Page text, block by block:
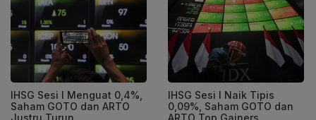
IHSG Sesi I Menguat 0,4%,
Saham GOTO dan ARTO
IHSG Sesi I Naik Tipis
0,09%, Saham GOTO dan